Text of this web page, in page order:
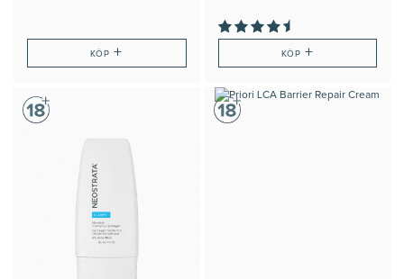
KÖP+ KÖP +